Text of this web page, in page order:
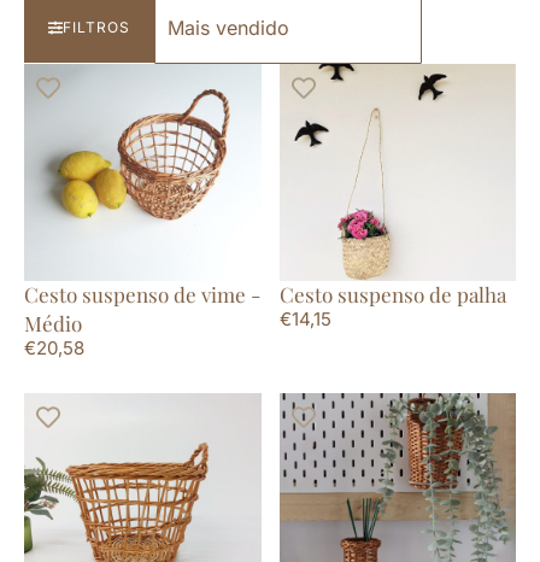
FILTROS
Cesto suspenso de vime -
Médio
€20,58
Cesto suspenso de palha
€14,15